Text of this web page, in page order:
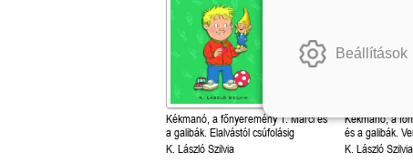
Kékmanó, a főnyeremény 1. Marci és
a galibák. Elalvástól csúfolásig
K. László Szilvia
Kékmanó, a
és a galibák.
K. László Szilvia
Beállítások